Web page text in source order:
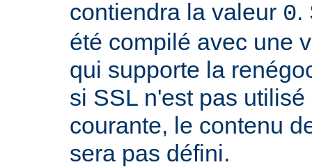
contiendra la valeur 0.
été compilé avec une
qui supporte la
si SSL n'est pas
courante, le contenu
sera pas défini.